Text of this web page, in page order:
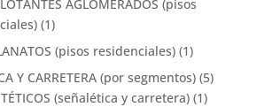
AGLOMERADOS (pisos
(1)
(pisos residenciales) (1)
Y CARRETERA (por segmentos) (5)
(señalética y carretera) (1)